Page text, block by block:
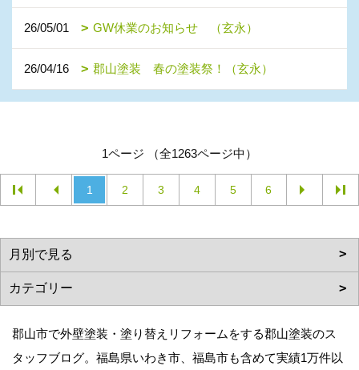
26/05/01 GW休業のお知らせ （玄永）
26/04/16 郡山塗装 春の塗装祭！（玄永）
1ページ （全1263ページ中）
1 2 3 4 5 6
郡山市で外壁塗装・塗り替えリフォームをする郡山塗装のス
タッフブログ。福島県いわき市、福島市も含めて実績1万件以